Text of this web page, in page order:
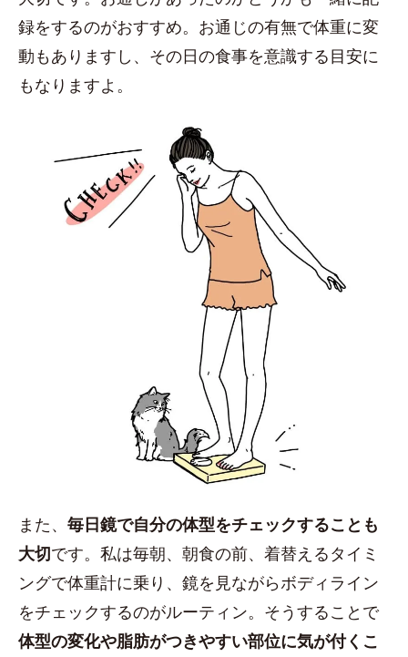
録をするのがおすすめ。お通じの有無で体重に変
動もありますし、その日の食事を意識する目安に
もなりますよ。
また、 毎日鏡で自分の体型をチェックすることも
大切です。私は毎朝、朝食の前、着替えるタイミ
ングで体重計に乗り、鏡を見ながらボディライン
をチェックするのがルーティン。そうすることで
体型の変化や脂肪がつきやすい部位に気が付くこ